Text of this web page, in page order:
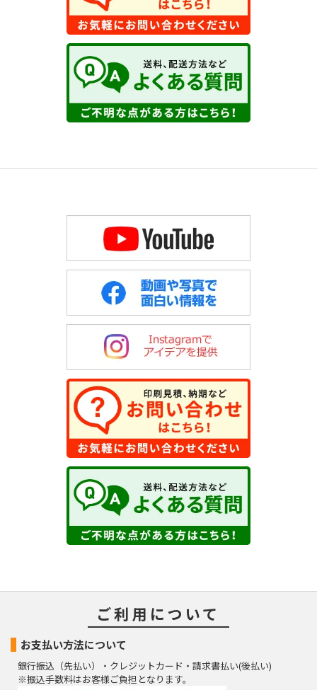
ご利用について
お支払い方法について
銀行振込（先払い）・クレジットカード・請求書払い(後払い)
※振込手数料はお客様ご負担となります。